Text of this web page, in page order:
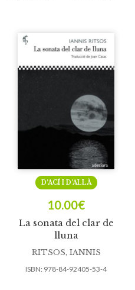
La sonata del clar de
lluna
D’ACÍ I D’ALLÀ
10.00€
RITSOS, IANNIS
ISBN: 978-84-92405-53-4